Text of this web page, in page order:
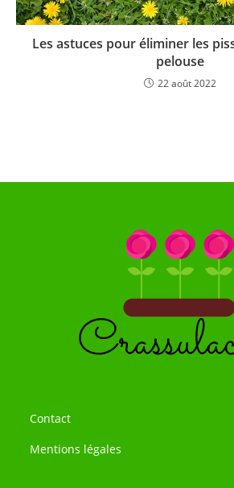
Les astuces pour éliminer les
pelouse
22 août 2022
Contact
Mentions légales